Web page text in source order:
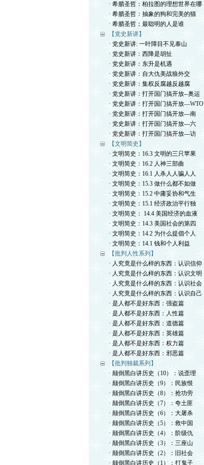
· 希腊圣哲：柏拉图的理想世界在哪
· 希腊圣哲：抽象的狗和完美的猫
· 希腊圣哲；最聪明的人是谁
【党史新讲】
· 党史新讲: 一叶障目不见泰山
· 党史新讲：西降是胡扯
· 党史新讲：东升是机遇
· 党史新讲：自大仇美战狼外交
· 党史新讲：集权反腐越反越腐
· 党史新讲：打开国门搞开放--奥运
· 党史新讲：打开国门搞开放—WTO
· 党史新讲：打开国门搞开放---南
· 党史新讲：打开国门搞开放---六
· 党史新讲：打开国门搞开放---访
【文明简史】
· 文明简史：16.3 文明的三只苹果
· 文明简史：16.2 人神三部曲
· 文明简史：16.1 人杀人人骗人人
· 文明简史：15.3 做什么都不如做
· 文明简史：15.2 中庸妥协和气生
· 文明简史：15.1 经济政治平行独
· 文明简史： 14.4 美国经济的血液
· 文明简史：14.3 美国社会的第四
· 文明简史：14.2 为什么提倡个人
· 文明简史：14.1 钱和个人利益
【批判人性系列】
· 人究竟是什么样的东西：认识信仰
· 人究竟是什么样的东西：认识文明
· 人究竟是什么样的东西：认识社会
· 人究竟是什么样的东西：认识自己
· 是人都不是好东西：强盗篇
· 是人都不是好东西：人性篇
· 是人都不是好东西：道德篇
· 是人都不是好东西：英雄篇
· 是人都不是好东西：权力篇
· 是人都不是好东西：邪恶篇
【批判独裁系列】
· 颠倒黑白讲历史（10）：说歪理
· 颠倒黑白讲历史（9）：民族恨
· 颠倒黑白讲历史（8）：抢功劳
· 颠倒黑白讲历史（7）：夸土匪
· 颠倒黑白讲历史（6）：大屠杀
· 颠倒黑白讲历史（5）：救中国
· 颠倒黑白讲历史（4）：阶级仇
· 颠倒黑白讲历史（3）：三座山
· 颠倒黑白讲历史（2）：旧社会
· 颠倒黑白讲历史（1）：打鬼子